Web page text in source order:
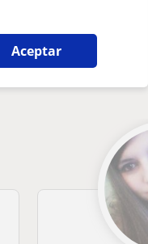
Aceptar